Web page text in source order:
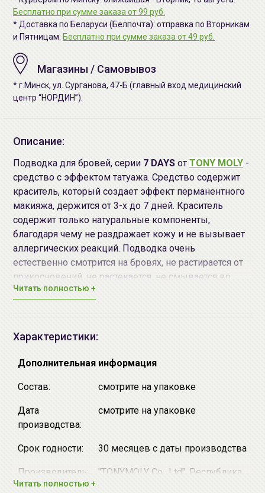
Бесплатно при сумме заказа от 99 руб.
* Доставка по Беларуси (Белпочта): отправка по Вторникам
и Пятницам. Бесплатно при сумме заказа от 49 руб.
Магазины / Самовывоз
* г.Минск, ул. Сурганова, 47-Б (главный вход медицинский
центр “НОРДИН”).
Описание:
Подводка для бровей, серии 7 DAYS от TONY MOLY -
средство с эффектом татуажа. Средство содержит
краситель, который создает эффект перманентного
макияжа, держится от 3-х до 7 дней. Краситель
содержит только натуральные компоненты,
благодаря чему не раздражает кожу и не вызывает
аллергических реакций. Подводка очень
естественно смотрится на бровях, не растирается от
прикосновений, не растекается, не смывается во
время принятия водных процедур.
♦ имеет слишком мало времени по утрам, чтобы
♦ боится болезненной процедуры нанесения
Доступна в двух оттенках:
No.01 Natural Brown
- натурально-коричневый.
No.
02 Dark Brown
Способ применения:
Читать полностью +
Характеристики:
Дополнительная информация
Состав: смотрите на упаковке
Дата
производства:
смотрите на упаковке
Срок годности: 30 месяцев с даты производства
Производитель:
"TONYMOLY Co., Ltd", Республика
Читать полностью +